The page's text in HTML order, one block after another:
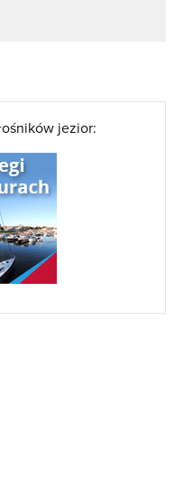
jezior: